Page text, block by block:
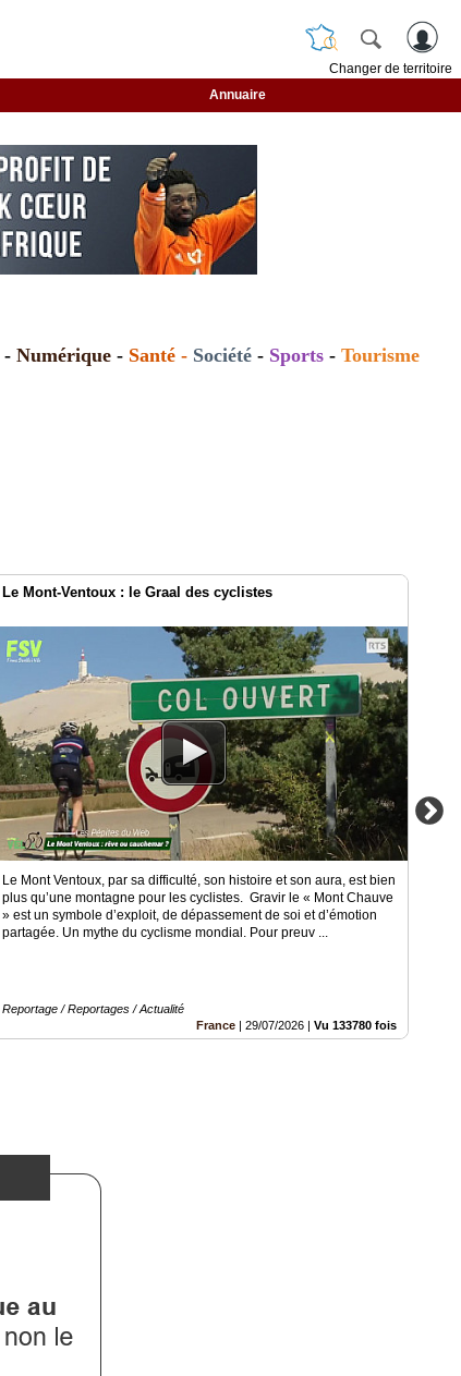
Changer de territoire
Annuaire
- Numérique - Santé - Société - Sports - Tourisme
Le Mont-Ventoux : le Graal des cyclistes
Le Mont Ventoux, par sa difficulté, son histoire et son aura, est bien
plus qu’une montagne pour les cyclistes. Gravir le « Mont Chauve
» est un symbole d’exploit, de dépassement de soi et d’émotion
partagée. Un mythe du cyclisme mondial. Pour preuv ...
Reportage / Reportages / Actualité
France | 29/07/2026 | Vu 133780 fois